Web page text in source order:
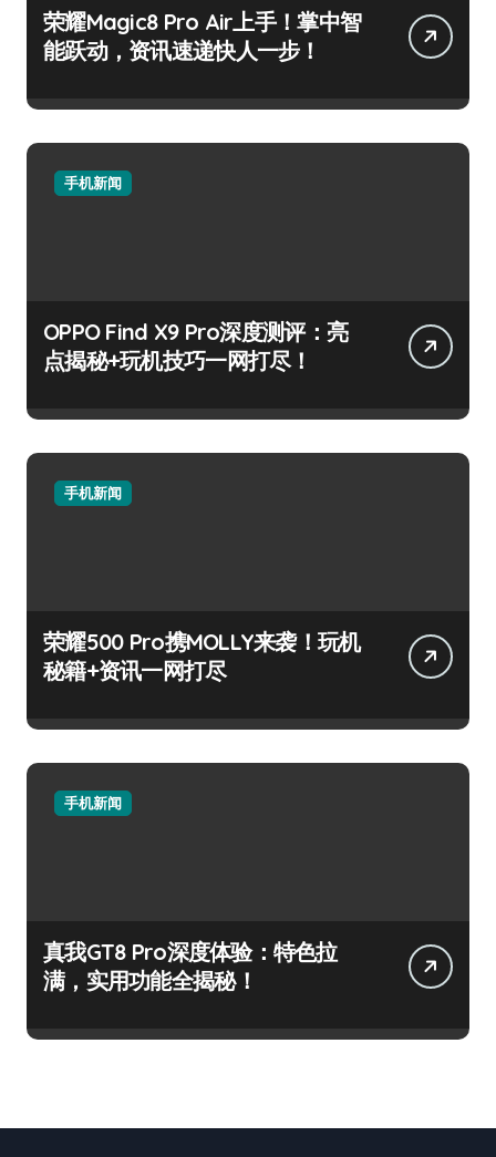
荣耀Magic8 Pro Air上手！掌中智
能跃动，资讯速递快人一步！
手机新闻
OPPO Find X9 Pro深度测评：亮
点揭秘+玩机技巧一网打尽！
手机新闻
荣耀500 Pro携MOLLY来袭！玩机
秘籍+资讯一网打尽
手机新闻
真我GT8 Pro深度体验：特色拉
满，实用功能全揭秘！